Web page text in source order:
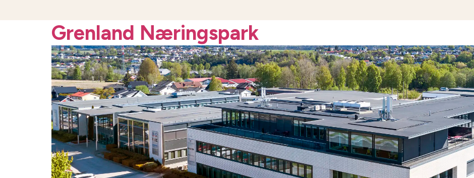
Grenland Næringspark